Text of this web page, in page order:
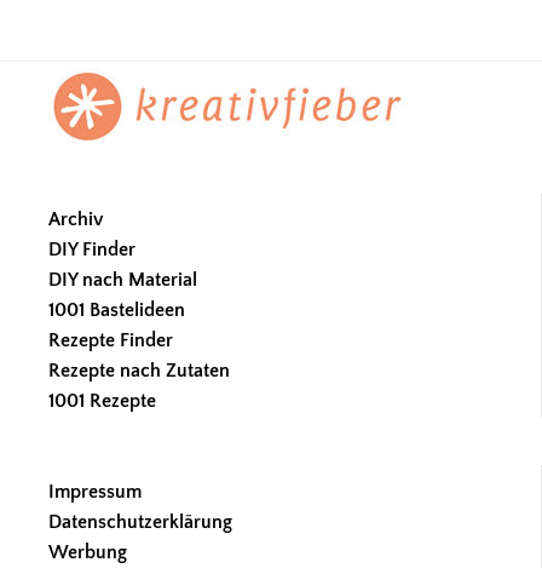
Footer
Archiv
DIY Finder
DIY nach Material
1001 Bastelideen
Rezepte Finder
Rezepte nach Zutaten
1001 Rezepte
Impressum
Datenschutzerklärung
Werbung